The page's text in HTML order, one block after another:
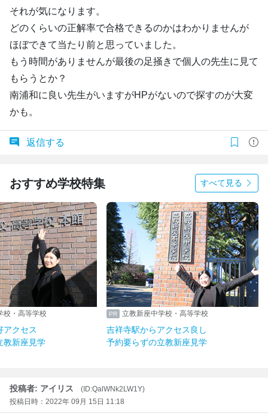
それが気になります。
どのくらいの正解率で合格できるのかはわかりませんが
ほぼできて当たり前と思っていました。
もう時間がありませんが最後の足掻きで個人の先生に見て
もらうとか？
南浦和に良い先生がいますがHPがないので探すのが大変
かも。
返信する
おすすめ学校特集 すべて見る
中学校・高等学校
好アクセス
立教新座見学
立教新座中学校・高等学校
吉祥寺駅からアクセス良し
予約要らずの立教新座見学
投稿者: アイリス
(ID:QalWNk2LW1Y)
投稿日時：2022年 09月 15日 11:18